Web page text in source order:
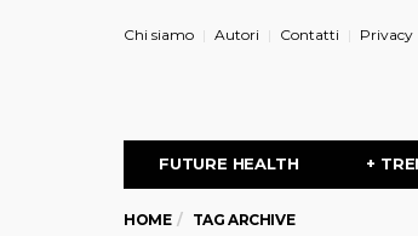
Chi siamo Autori Contatti Privacy
FUTURE HEALTH +
HOME TAG ARCHIVE